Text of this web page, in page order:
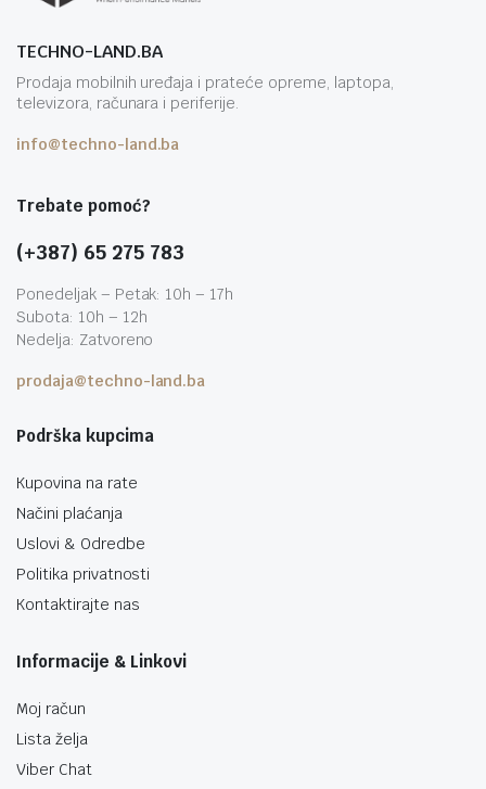
TECHNO-LAND.BA
Prodaja mobilnih uređaja i prateće opreme, laptopa,
televizora, računara i periferije.
info@techno-land.ba
Trebate pomoć?
(+387) 65 275 783
Ponedeljak – Petak: 10h – 17h
Subota: 10h – 12h
Nedelja: Zatvoreno
prodaja@techno-land.ba
Podrška kupcima
Kupovina na rate
Načini plaćanja
Uslovi & Odredbe
Politika privatnosti
Kontaktirajte nas
Informacije & Linkovi
Moj račun
Lista želja
Viber Chat